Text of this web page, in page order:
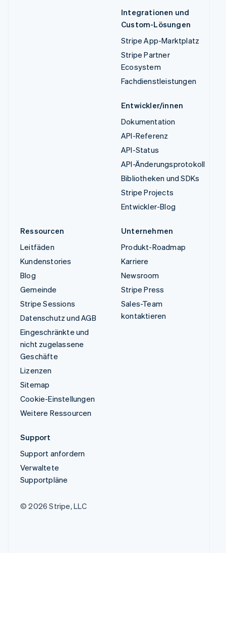
Integrationen und
Custom-Lösungen
Stripe App-Marktplatz
Stripe Partner
Ecosystem
Fachdienstleistungen
Entwickler/innen
Dokumentation
API-Referenz
API-Status
API-Änderungsprotokoll
Bibliotheken und SDKs
Stripe Projects
Entwickler-Blog
Ressourcen
Leitfäden
Kundenstories
Blog
Gemeinde
Stripe Sessions
Datenschutz und AGB
Eingeschränkte und
nicht zugelassene
Geschäfte
Lizenzen
Sitemap
Cookie-Einstellungen
Weitere Ressourcen
Unternehmen
Produkt-Roadmap
Karriere
Newsroom
Stripe Press
Sales-Team
kontaktieren
Support
Support anfordern
Verwaltete
Supportpläne
© 2026 Stripe, LLC